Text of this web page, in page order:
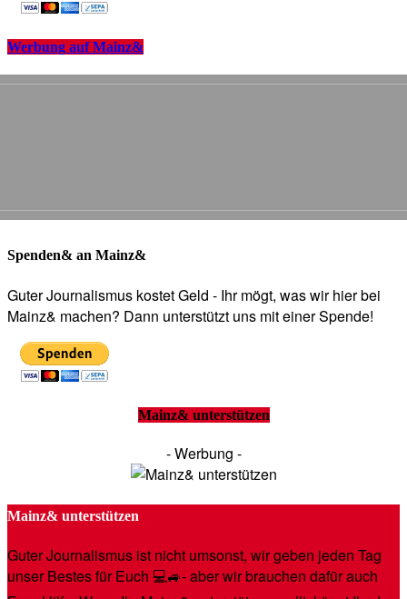
Werbung auf Mainz&
Spenden& an Mainz&
Guter Journalismus kostet Geld - Ihr mögt, was wir hier bei
Mainz& machen? Dann unterstützt uns mit einer Spende!
Mainz& unterstützen
- Werbung -
Mainz& unterstützen
Guter Journalismus ist nicht umsonst, wir geben jeden Tag
unser Bestes für Euch 💻🚙- aber wir brauchen dafür auch